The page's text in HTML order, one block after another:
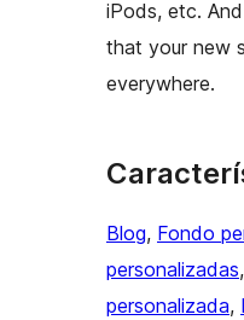
iPods, etc.
that your new
everywhere.
Blog, Fondo
personalizadas,
personalizada,